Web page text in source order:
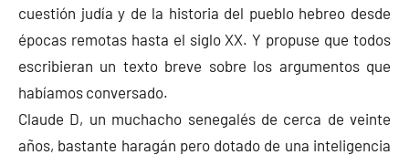
cuestión judía y de la historia del pueblo hebreo desde
épocas remotas hasta el siglo XX. Y propuse que todos
escribieran un texto breve sobre los argumentos que
habíamos conversado.
Claude D, un muchacho senegalés de cerca de veinte
años, bastante haragán pero dotado de una inteligencia